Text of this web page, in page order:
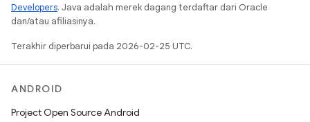
Developers. Java adalah merek dagang terdaftar dari Oracle
dan/atau afiliasinya.
Terakhir diperbarui pada 2026-02-25 UTC.
ANDROID
Project Open Source Android